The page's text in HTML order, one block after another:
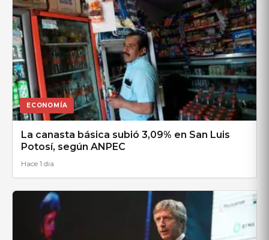
ECONOMÍA
La canasta básica subió 3,09% en San Luis
Potosí, según ANPEC
Hace 1 dia